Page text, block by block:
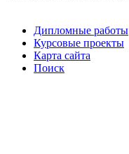
Дипломные работы
Курсовые проекты
Карта сайта
Поиск